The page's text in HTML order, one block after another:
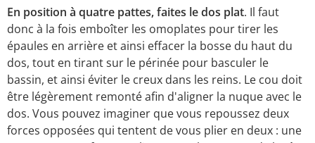
En position à quatre pattes, faites le dos plat. Il faut
donc à la fois emboîter les omoplates pour tirer les
épaules en arrière et ainsi effacer la bosse du haut du
dos, tout en tirant sur le périnée pour basculer le
bassin, et ainsi éviter le creux dans les reins. Le cou doit
être légèrement remonté afin d'aligner la nuque avec le
dos. Vous pouvez imaginer que vous repoussez deux
forces opposées qui tentent de vous plier en deux : une